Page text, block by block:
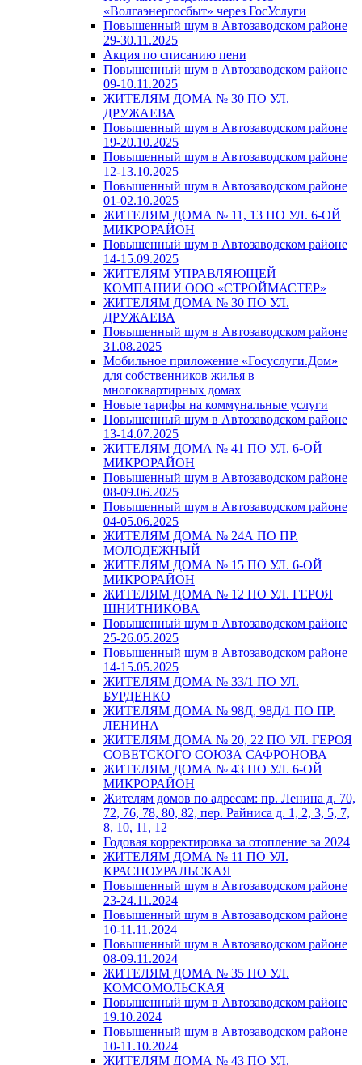
«Волгаэнергосбыт» через ГосУслуги
Повышенный шум в Автозаводском районе
29-30.11.2025
Акция по списанию пени
Повышенный шум в Автозаводском районе
09-10.11.2025
ЖИТЕЛЯМ ДОМА № 30 ПО УЛ.
ДРУЖАЕВА
Повышенный шум в Автозаводском районе
19-20.10.2025
Повышенный шум в Автозаводском районе
12-13.10.2025
Повышенный шум в Автозаводском районе
01-02.10.2025
ЖИТЕЛЯМ ДОМА № 11, 13 ПО УЛ. 6-ОЙ
МИКРОРАЙОН
Повышенный шум в Автозаводском районе
14-15.09.2025
ЖИТЕЛЯМ УПРАВЛЯЮЩЕЙ
КОМПАНИИ ООО «СТРОЙМАСТЕР»
ЖИТЕЛЯМ ДОМА № 30 ПО УЛ.
ДРУЖАЕВА
Повышенный шум в Автозаводском районе
31.08.2025
Мобильное приложение «Госуслуги.Дом»
для собственников жилья в
многоквартирных домах
Новые тарифы на коммунальные услуги
Повышенный шум в Автозаводском районе
13-14.07.2025
ЖИТЕЛЯМ ДОМА № 41 ПО УЛ. 6-ОЙ
МИКРОРАЙОН
Повышенный шум в Автозаводском районе
08-09.06.2025
Повышенный шум в Автозаводском районе
04-05.06.2025
ЖИТЕЛЯМ ДОМА № 24А ПО ПР.
МОЛОДЕЖНЫЙ
ЖИТЕЛЯМ ДОМА № 15 ПО УЛ. 6-ОЙ
МИКРОРАЙОН
ЖИТЕЛЯМ ДОМА № 12 ПО УЛ. ГЕРОЯ
ШНИТНИКОВА
Повышенный шум в Автозаводском районе
25-26.05.2025
Повышенный шум в Автозаводском районе
14-15.05.2025
ЖИТЕЛЯМ ДОМА № 33/1 ПО УЛ.
БУРДЕНКО
ЖИТЕЛЯМ ДОМА № 98Д, 98Д/1 ПО ПР.
ЛЕНИНА
ЖИТЕЛЯМ ДОМА № 20, 22 ПО УЛ. ГЕРОЯ
СОВЕТСКОГО СОЮЗА САФРОНОВА
ЖИТЕЛЯМ ДОМА № 43 ПО УЛ. 6-ОЙ
МИКРОРАЙОН
Жителям домов по адресам: пр. Ленина д. 70,
72, 76, 78, 80, 82, пер. Райниса д. 1, 2, 3, 5, 7,
8, 10, 11, 12
Годовая корректировка за отопление за 2024
ЖИТЕЛЯМ ДОМА № 11 ПО УЛ.
КРАСНОУРАЛЬСКАЯ
Повышенный шум в Автозаводском районе
23-24.11.2024
Повышенный шум в Автозаводском районе
10-11.11.2024
Повышенный шум в Автозаводском районе
08-09.11.2024
ЖИТЕЛЯМ ДОМА № 35 ПО УЛ.
КОМСОМОЛЬСКАЯ
Повышенный шум в Автозаводском районе
19.10.2024
Повышенный шум в Автозаводском районе
10-11.10.2024
ЖИТЕЛЯМ ДОМА № 43 ПО УЛ.